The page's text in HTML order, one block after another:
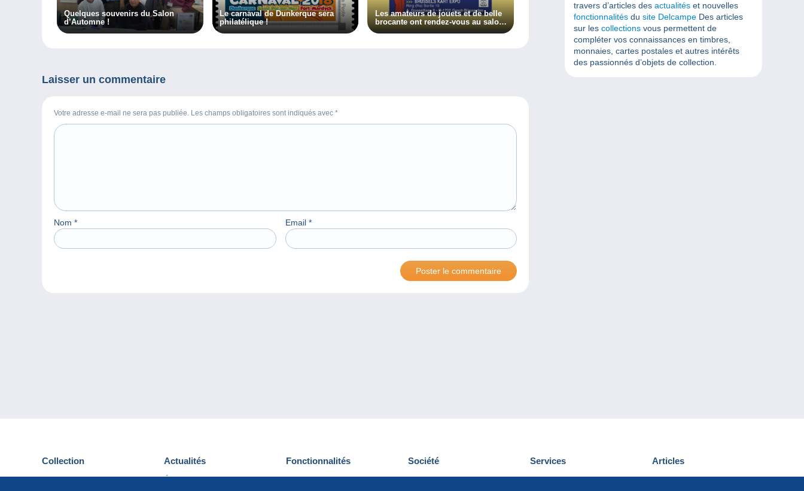
Quelques souvenirs du Salon
d’Automne !
Le carnaval de Dunkerque sera
philatélique !
Les amateurs de jouets et de belle
brocante ont rendez-vous au salon
Collect-Hit et Brocantissimo le 2
Laisser un commentaire
Votre adresse e-mail ne sera pas publiée. Les champs obligatoires sont indiqués avec *
Nom * Email *
travers d’articles des actualités et nouvelles
fonctionnalités du site Delcampe Des articles
sur les collections vous permettent de
compléter vos connaissances en timbres,
monnaies, cartes postales et autres intérêts
des passionnés d’objets de collection.
Collection
Cartes postales
Actualités
Événements Delcampe
Fonctionnalités
Nouveautés
Société
Qui sommes-nous
Services
Découvrir Delcampe
Articles